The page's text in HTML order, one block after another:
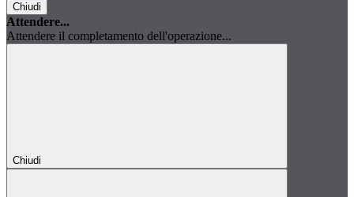
Chiudi
Attendere...
Attendere il completamento dell'operazione...
Chiudi